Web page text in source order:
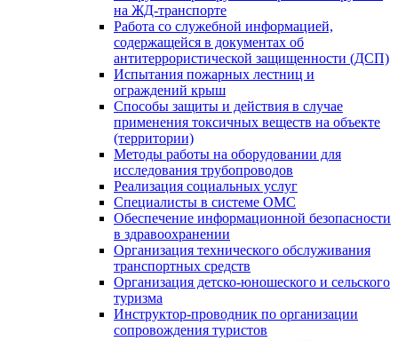
на ЖД-транспорте
Работа со служебной информацией,
содержащейся в документах об
антитеррористической защищенности (ДСП)
Испытания пожарных лестниц и
ограждений крыш
Способы защиты и действия в случае
применения токсичных веществ на объекте
(территории)
Методы работы на оборудовании для
исследования трубопроводов
Реализация социальных услуг
Специалисты в системе ОМС
Обеспечение информационной безопасности
в здравоохранении
Организация технического обслуживания
транспортных средств
Организация детско-юношеского и сельского
туризма
Инструктор-проводник по организации
сопровождения туристов